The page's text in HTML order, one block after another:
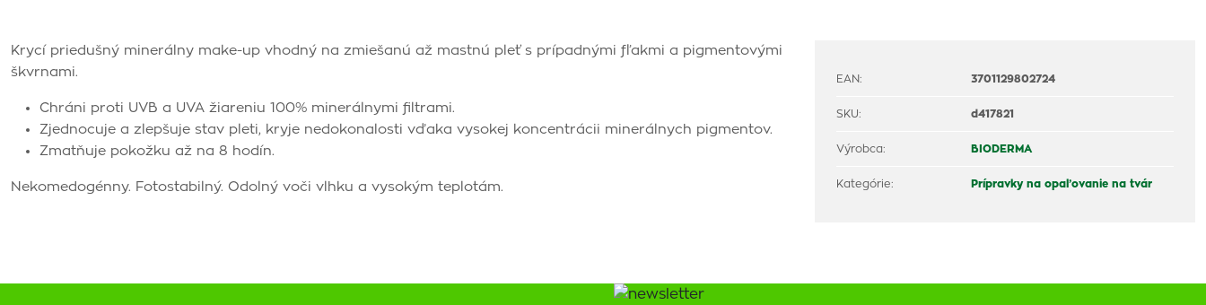
Krycí priedušný minerálny make-up vhodný na zmiešanú až mastnú pleť s prípadnými fľakmi a pigmentovými
škvrnami.
Chráni proti UVB a UVA žiareniu 100% minerálnymi filtrami.
Zjednocuje a zlepšuje stav pleti, kryje nedokonalosti vďaka vysokej koncentrácii minerálnych pigmentov.
Zmatňuje pokožku až na 8 hodín.
Nekomedogénny. Fotostabilný. Odolný voči vlhku a vysokým teplotám.
EAN: 3701129802724
SKU: d417821
Výrobca: BIODERMA
Kategórie: Prípravky na opaľovanie na tvár